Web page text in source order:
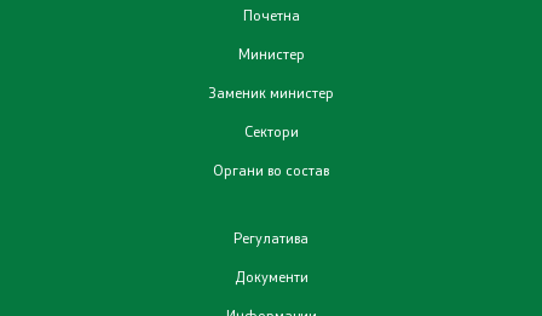
Почетна
Министер
Заменик министер
Сектори
Органи во состав
Регулатива
Документи